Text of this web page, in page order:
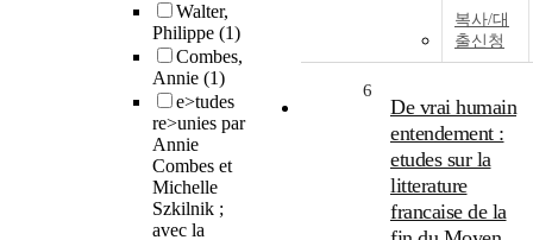
Walter,
Philippe (1)
Combes,
Annie (1)
e>tudes
re>unies par
Annie
Combes et
Michelle
Szkilnik ;
avec la
복사/대
출신청
6
De vrai humain
entendement :
etudes sur la
litterature
francaise de la